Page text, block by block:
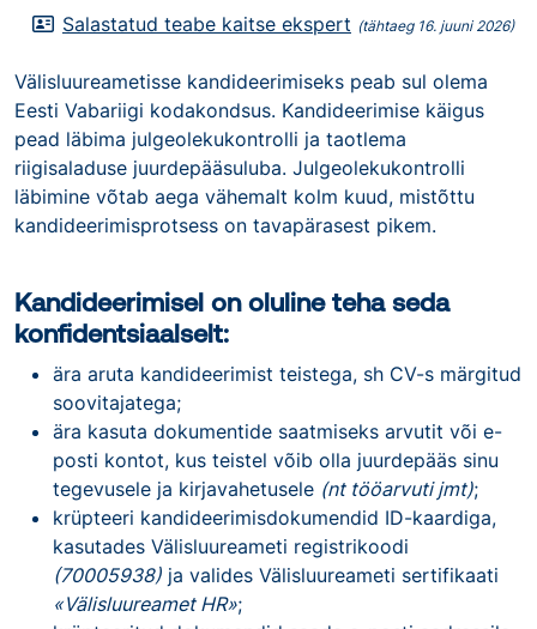
Salastatud teabe kaitse ekspert (tähtaeg 16. juuni 2026)
Välisluureametisse kandideerimiseks peab sul olema
Eesti Vabariigi kodakondsus. Kandideerimise käigus
pead läbima julgeolekukontrolli ja taotlema
riigisaladuse juurdepääsuluba. Julgeolekukontrolli
läbimine võtab aega vähemalt kolm kuud, mistõttu
kandideerimisprotsess on tavapärasest pikem.
Kandideerimisel on oluline teha seda
konfidentsiaalselt:
ära aruta kandideerimist teistega, sh CV-s märgitud
soovitajatega;
ära kasuta dokumentide saatmiseks arvutit või e-
posti kontot, kus teistel võib olla juurdepääs sinu
tegevusele ja kirjavahetusele (nt tööarvuti jmt);
krüpteeri kandideerimisdokumendid ID-kaardiga,
kasutades Välisluureameti registrikoodi
(70005938) ja valides Välisluureameti sertifikaati
«Välisluureamet HR»;